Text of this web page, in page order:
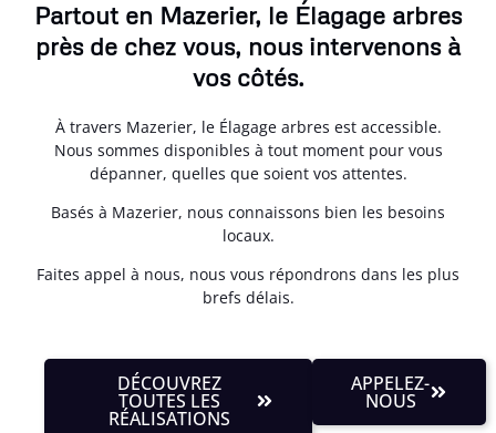
Partout en Mazerier, le Élagage arbres
près de chez vous, nous intervenons à
vos côtés.
À travers Mazerier, le Élagage arbres est accessible.
Nous sommes disponibles à tout moment pour vous
dépanner, quelles que soient vos attentes.
Basés à Mazerier, nous connaissons bien les besoins
locaux.
Faites appel à nous, nous vous répondrons dans les plus
brefs délais.
DÉCOUVREZ
TOUTES LES
RÉALISATIONS
APPELEZ-
NOUS